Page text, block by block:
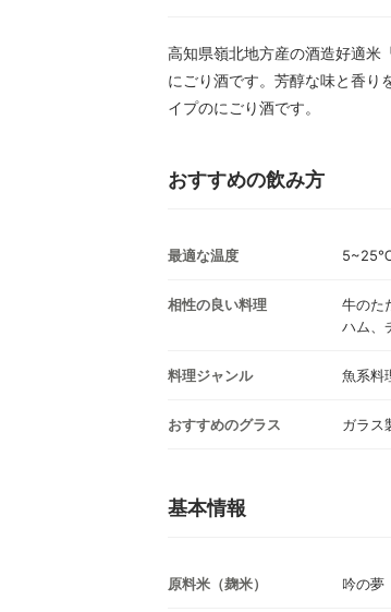
高知県嶺北地方産の酒造好適米
にごり酒です。芳醇な味と香り
イプのにごり酒です。
おすすめの飲み方
最適な温度
相性の良い料理
牛のた
ハム、
料理ジャンル 魚系料
おすすめのグラス ガラス
基本情報
原料米（麹米） 吟の夢